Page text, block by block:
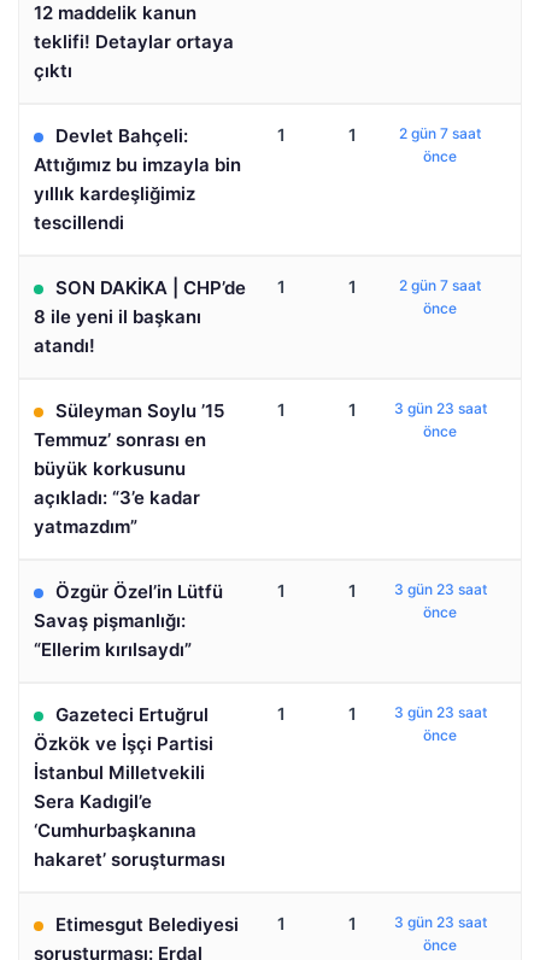
12 maddelik kanun
teklifi! Detaylar ortaya
çıktı
Devlet Bahçeli:
Attığımız bu imzayla bin
yıllık kardeşliğimiz
tescillendi
1 1
2 gün 7 saat
önce
SON DAKİKA | CHP’de
8 ile yeni il başkanı
atandı!
1 1
2 gün 7 saat
önce
Süleyman Soylu ’15
Temmuz’ sonrası en
büyük korkusunu
açıkladı: “3’e kadar
yatmazdım”
1 1
3 gün 23 saat
önce
Özgür Özel’in Lütfü
Savaş pişmanlığı:
“Ellerim kırılsaydı”
1 1
3 gün 23 saat
önce
Gazeteci Ertuğrul
Özkök ve İşçi Partisi
İstanbul Milletvekili
Sera Kadıgil’e
‘Cumhurbaşkanına
hakaret’ soruşturması
1 1
3 gün 23 saat
önce
Etimesgut Belediyesi
soruşturması: Erdal
1 1
3 gün 23 saat
önce